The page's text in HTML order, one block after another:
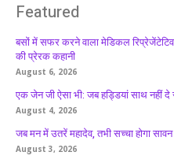
Featured
बसों में सफर करने वाला मेडिकल
की प्रेरक कहानी
August 6, 2026
एक जेन जी ऐसा भी: जब हड्डियां साथ नहीं दे
August 4, 2026
जब मन में उतरें महादेव, तभी सच्चा होगा सावन
August 3, 2026